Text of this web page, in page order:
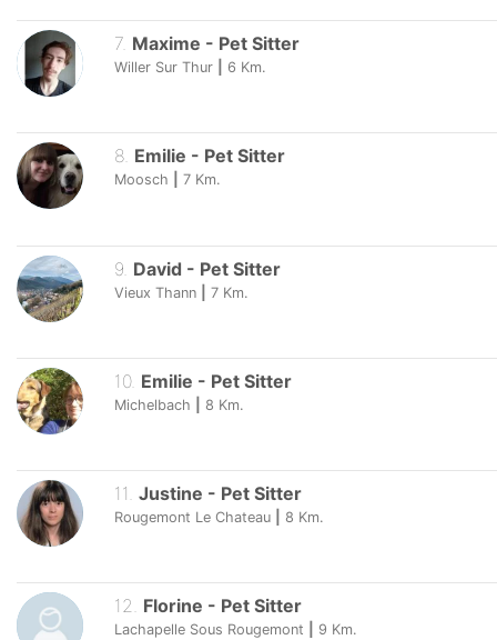
7. Maxime - Pet Sitter
Willer Sur Thur 6 Km.
8. Emilie - Pet Sitter
Moosch 7 Km.
9 David - Pet Sitter
Vieux Thann 7 Km.
10. Emilie - Pet Sitter
Michelbach 8 Km.
11 Justine - Pet Sitter
Rougemont Le Chateau 8 Km.
12. Florine - Pet Sitter
Lachapelle Sous Rougemont 9 Km.